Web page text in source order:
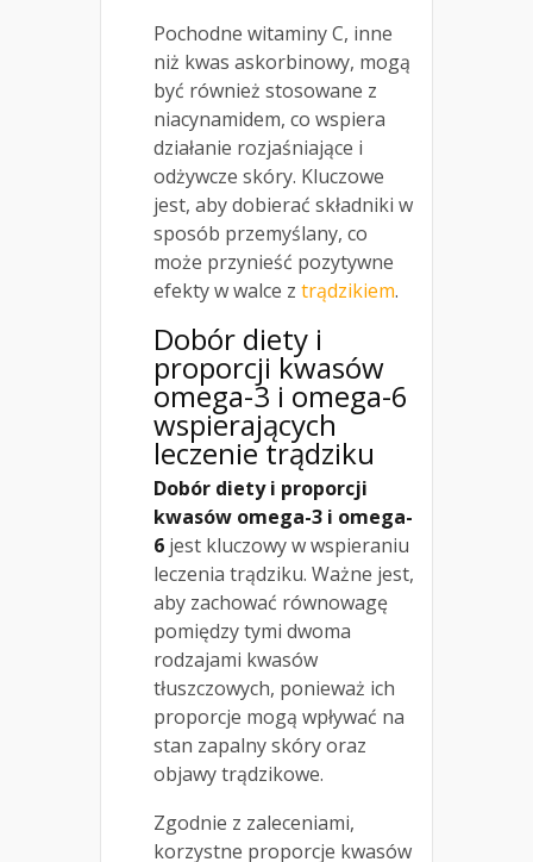
Pochodne witaminy C, inne
niż kwas askorbinowy, mogą
być również stosowane z
niacynamidem, co wspiera
działanie rozjaśniające i
odżywcze skóry. Kluczowe
jest, aby dobierać składniki w
sposób przemyślany, co
może przynieść pozytywne
efekty w walce z trądzikiem.
Dobór diety i
proporcji kwasów
omega-3 i omega-6
wspierających
leczenie trądziku
Dobór diety i proporcji
kwasów omega-3 i omega-
6 jest kluczowy w wspieraniu
leczenia trądziku. Ważne jest,
aby zachować równowagę
pomiędzy tymi dwoma
rodzajami kwasów
tłuszczowych, ponieważ ich
proporcje mogą wpływać na
stan zapalny skóry oraz
objawy trądzikowe.
Zgodnie z zaleceniami,
korzystne proporcje kwasów